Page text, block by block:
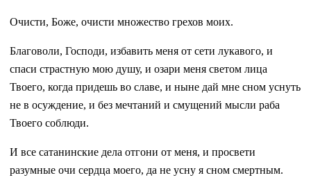
Очисти, Боже, очисти множество грехов моих.
Благоволи, Господи, избавить меня от сети лукавого, и
спаси страстную мою душу, и озари меня светом лица
Твоего, когда придешь во славе, и ныне дай мне сном уснуть
не в осуждение, и без мечтаний и смущений мысли раба
Твоего соблюди.
И все сатанинские дела отгони от меня, и просвети
разумные очи сердца моего, да не усну я сном смертным.